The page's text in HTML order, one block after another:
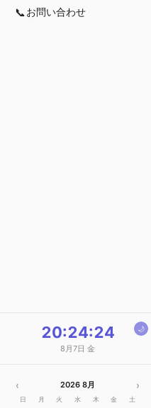
📊 ビジネス
🏢 企業・ビジネス
📞お問い合わせ
20:24:24
8月7日 金
🌙
‹ 2026 8月 ›
日 月 火 水 木 金 土